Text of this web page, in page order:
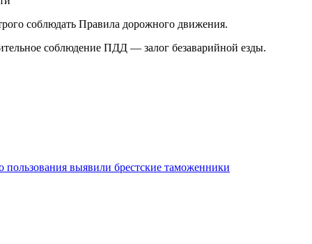
соблюдать Правила дорожного движения.
соблюдение ПДД — залог безаварийной езды.
пользования выявили брестские таможенники